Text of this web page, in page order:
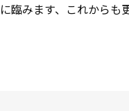
臨みます、これからも